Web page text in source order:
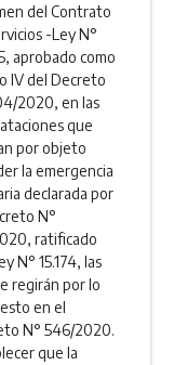
del Contrato
-Ley N°
aprobado como
IV del Decreto
2020, en las
que
por objeto
la emergencia
declarada por
N°
ratificado
N° 15.174, las
regirán por lo
en el
N° 546/2020.
que la